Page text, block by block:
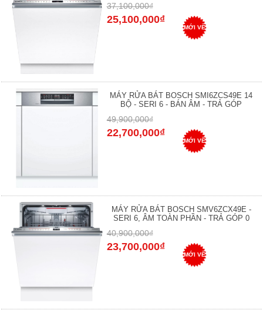
37,100,000₫
25,100,000₫
MỚI VỀ
MÁY RỬA BÁT BOSCH SMI6ZCS49E 14
BỘ - SERI 6 - BÁN ÂM - TRẢ GÓP
49,900,000₫
22,700,000₫
MỚI VỀ
MÁY RỬA BÁT BOSCH SMV6ZCX49E -
SERI 6, ÂM TOÀN PHẦN - TRẢ GÓP 0
40,900,000₫
23,700,000₫
MỚI VỀ